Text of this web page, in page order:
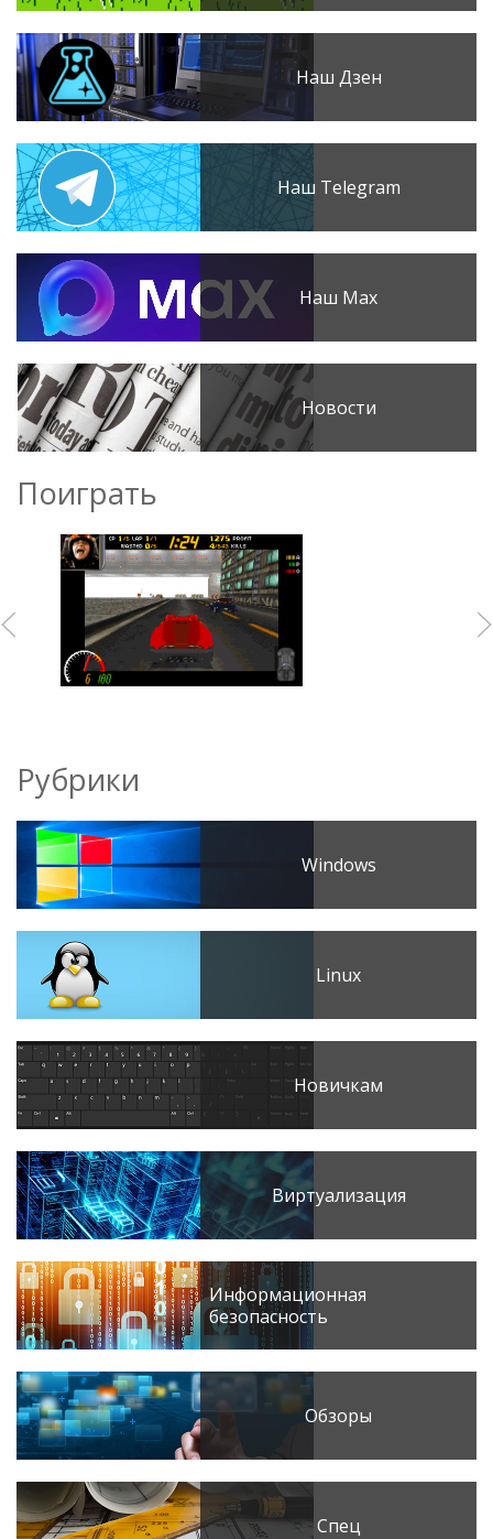
Наш Дзен
Наш Telegram
Наш Max
Новости
Поиграть
Рубрики
Windows
Linux
Новичкам
Виртуализация
Информационная
безопасность
Обзоры
Спец